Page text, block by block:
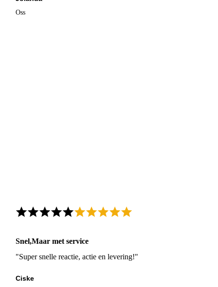
Oss
Snel,Maar met service
"Super snelle reactie, actie en levering!"
Ciske